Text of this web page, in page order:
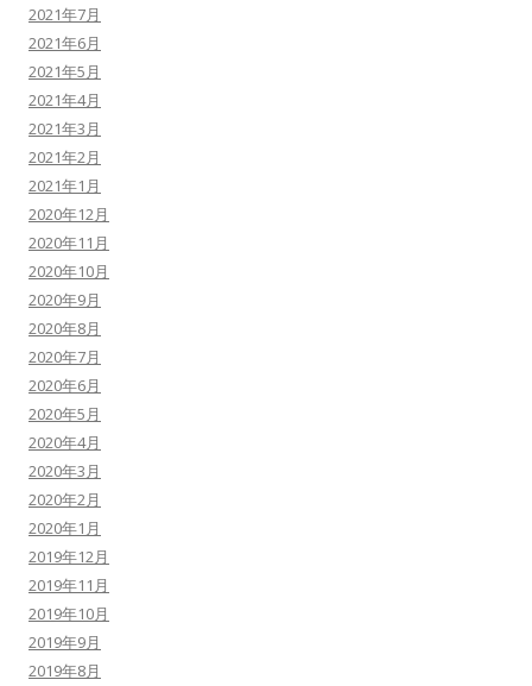
2021年7月
2021年6月
2021年5月
2021年4月
2021年3月
2021年2月
2021年1月
2020年12月
2020年11月
2020年10月
2020年9月
2020年8月
2020年7月
2020年6月
2020年5月
2020年4月
2020年3月
2020年2月
2020年1月
2019年12月
2019年11月
2019年10月
2019年9月
2019年8月